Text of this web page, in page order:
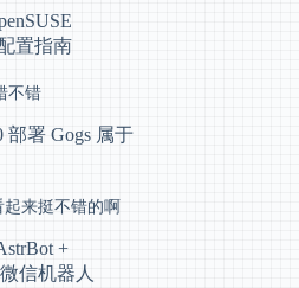
置指南
不错
部署 Gogs 属于
来挺不错的啊
+
信机器人